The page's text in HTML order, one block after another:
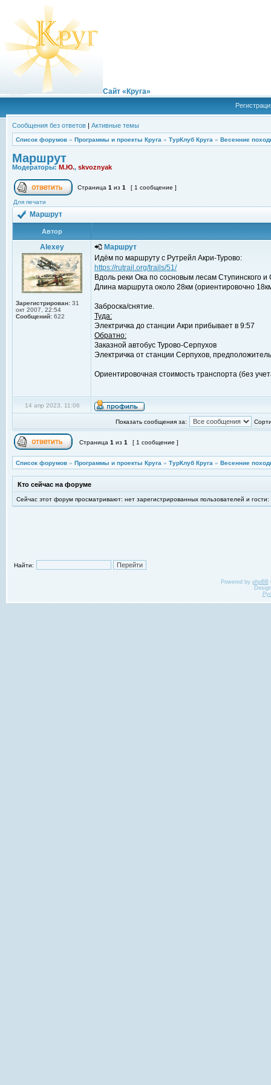
Сайт «Круга»
Сообщения без ответов | Активные темы
Список форумов » Программы и проекты Круга » ТурКлуб Круга » Весенние
Маршрут
Модераторы: М.Ю., skvoznyak
Страница 1 из 1 [ 1 сообщение ]
Для печати
Маршрут
Автор
Alexey
Зарегистрирован: 31
окт 2007, 22:54
Сообщений: 622
Маршрут
Идём по маршруту с Рутрейл Акри-Турово:
https://rutrail.org/trails/51/
Вдоль реки Ока по сосновым лесам Ступинского и
Длина маршрута около 28км (ориентировочно
Заброска/снятие.
Туда:
Электричка до станции Акри прибывает в 9:57
Обратно:
Заказной автобус Турово-Серпухов
Электричка от станции Серпухов,
Ориентировочная стоимость транспорта (без
14 апр 2023, 11:06
Показать сообщения за:
Страница 1 из 1 [ 1 сообщение ]
Список форумов » Программы и проекты Круга » ТурКлуб Круга » Весенние
Кто сейчас на форуме
Сейчас этот форум просматривают: нет зарегистрированных пользователей и гости:
Найти:
Powered by phpBB